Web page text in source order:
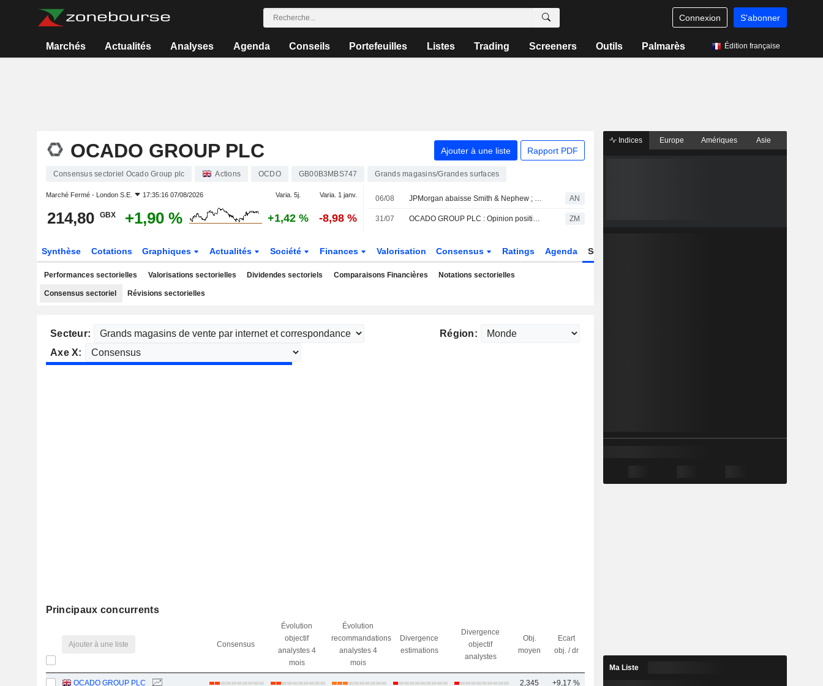
Connexion S'abonner
Marchés Actualités Analyses Agenda Conseils Portefeuilles Listes Trading Screeners Outils Palmarès Édition française
OCADO GROUP PLC Ajouter à une liste Rapport PDF
Consensus sectoriel Ocado Group plc Actions OCDO GB00B3MBS747 Grands magasins/Grandes surfaces
Marché Fermé - London S.E. 17:35:16 07/08/2026 Varia. 5j. Varia. 1 janv.
214,80 GBX +1,90 % +1,42 % -8,98 %
06/08 JPMorgan abaisse Smith & Nephew ; les courtiers plébiscitent Next AN
31/07 OCADO GROUP PLC : Opinion positive de AlphaValue/Baader Europe ZM
Synthèse Cotations Graphiques Actualités Société Finances Valorisation Consensus Ratings Agenda Secteur
Performances sectorielles Valorisations sectorielles Dividendes sectoriels Comparaisons Financières Notations sectorielles
Consensus sectoriel Révisions sectorielles
Secteur:
Région:
Axe X:
Principaux concurrents
Ajouter à une liste Consensus
Évolution
objectif
analystes 4
mois
Évolution
recommandations
analystes 4
mois
Divergence
estimations
Divergence
objectif
analystes
Obj.
moyen
Ecart
obj. / dr
OCADO GROUP PLC 2,345 +9,17 %
Indices Europe Amériques Asie
Ma Liste